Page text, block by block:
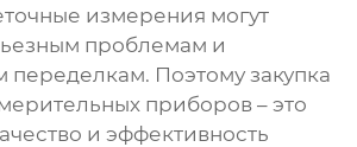
измерения могут
проблемам и
Поэтому закупка
приборов – это
и эффективность